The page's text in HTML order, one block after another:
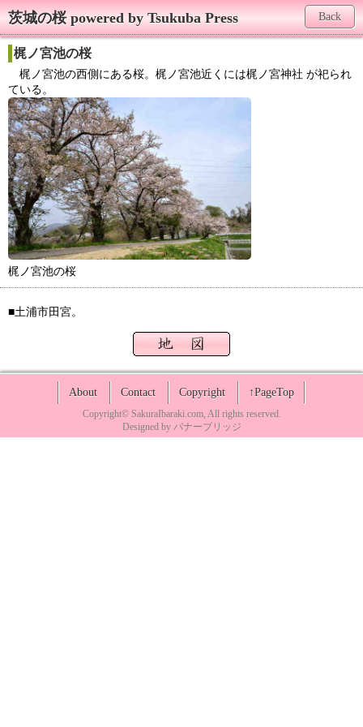
茨城の桜 powered by Tsukuba Press Back
梶ノ宮池の桜
梶ノ宮池の西側にある桜。梶ノ宮池近くには梶ノ宮神社 が祀られ
ている。
梶ノ宮池の桜
■土浦市田宮。
About Contact Copyright ↑PageTop
Copyright© SakuraIbaraki.com, All rights reserved.
Designed by バナーブリッジ